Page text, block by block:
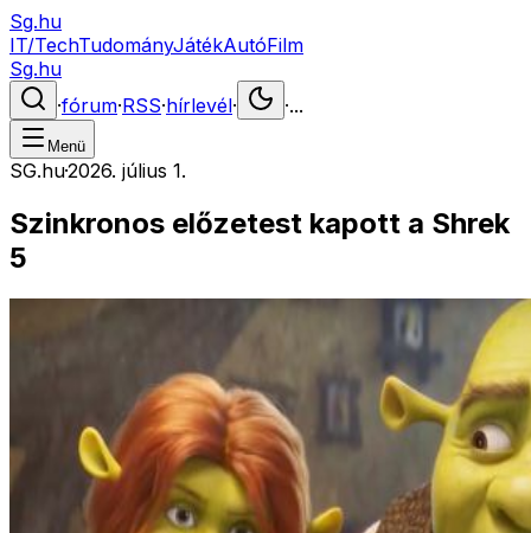
Sg.hu
IT/TechTudományJátékAutóFilm
Sg.hu
·fórum·RSS·hírlevél· ·...
Menü
SG.hu·2026. július 1.
Szinkronos előzetest kapott a Shrek
5